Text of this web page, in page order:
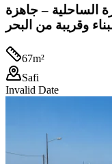
الساحلية – جاهزة
وقريبة من البحر
67m²
Safi
Invalid Date